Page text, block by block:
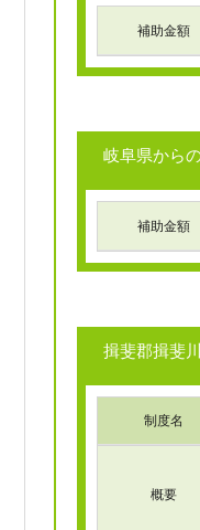
補助金額
岐阜県から
補助金額
揖斐郡揖斐
制度名
概要